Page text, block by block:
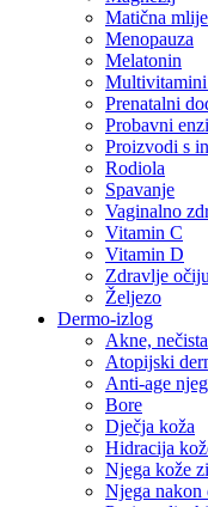
Matična
Menopauza
Melatonin
Multivitamini
Prenatalni
Probavni
Proizvodi s
Rodiola
Spavanje
Vaginalno
Vitamin C
Vitamin D
Zdravlje očiju
Željezo
Dermo-izlog
Akne,
Atopijski
Anti-age
Bore
Dječja koža
Hidracija
Njega kože
Njega nakon